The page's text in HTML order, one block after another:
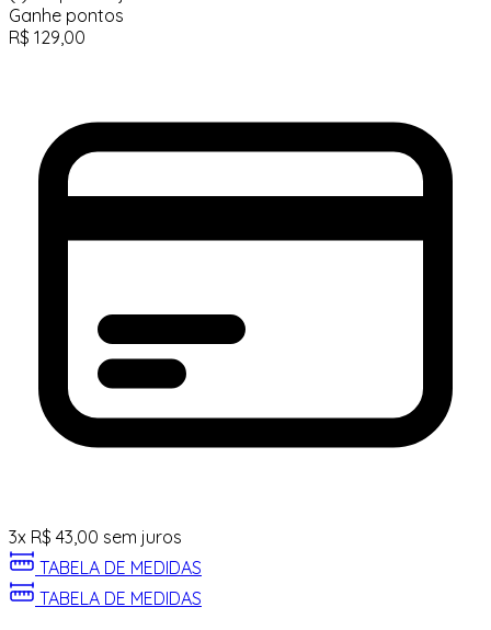
Ganhe pontos
R$ 129,00
3x R$ 43,00 sem juros
TABELA DE MEDIDAS
TABELA DE MEDIDAS